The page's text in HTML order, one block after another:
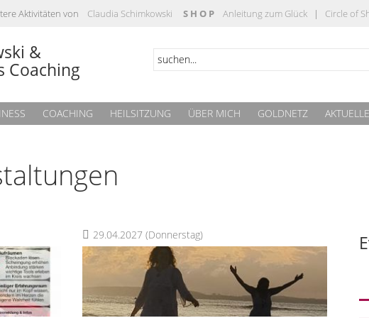
Aktivitäten von Claudia Schimkowski S H O P Anleitung zum Glück| Circle of
&
Coaching
COACHING HEILSITZUNG ÜBER MICH GOLDNETZ
29.04.2027 (Donnerstag)